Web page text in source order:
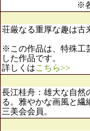
※
荘厳なる重厚な趣は古
※この作品は、特殊工
した作品です。
詳しくはこちら>>
長江桂舟：雄大な自然
る。雅やかな画風と繊
三美会会員。